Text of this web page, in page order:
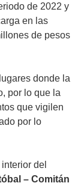
de 2022 y
en las
de pesos
donde la
por lo que la
que vigilen
por lo
del
– Comitán